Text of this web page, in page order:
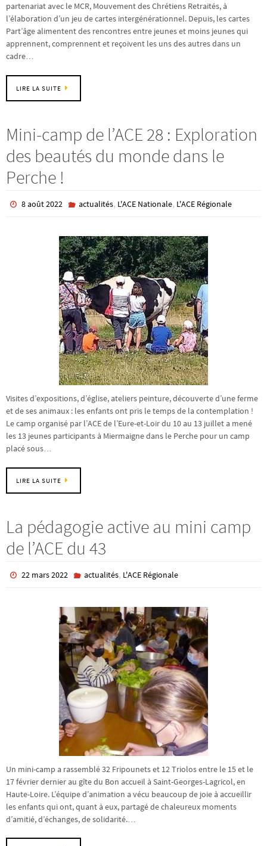
partenariat avec le MCR, Mouvement des Chrétiens Retraités, à
l’élaboration d’un jeu de cartes intergénérationnel. Depuis, les cartes
Part’âge alimentent des rencontres entre jeunes et moins jeunes qui
apprennent, comprennent et reçoivent les uns des autres dans un
cadre…
LIRE LA SUITE
Mini-camp de l’ACE 28 : Exploration
des beautés du monde dans le
Perche !
8 août 2022 actualités, L'ACE Nationale, L'ACE Régionale
Visites d’expositions, d’église, ateliers peinture, découverte d’une ferme
et de ses animaux : les enfants ont pris le temps de la contemplation !
Le camp organisé par l’ACE de l’Eure-et-Loir du 10 au 13 juillet a mené
les 13 jeunes participants à Miermaigne dans le Perche pour un camp
placé sous…
LIRE LA SUITE
La pédagogie active au mini camp
de l’ACE du 43
22 mars 2022 actualités, L'ACE Régionale
Un mini-camp a rassemblé 32 Fripounets et 12 Triolos entre le 15 et le
17 février dernier au gîte du Bon accueil à Saint-Georges-Lagricol, en
Haute-Loire. L’équipe d’animation a vécu beaucoup de joie à accueillir
les enfants qui ont, quant à eux, partagé de chaleureux moments
d’amitié, d’échanges, de solidarité.…